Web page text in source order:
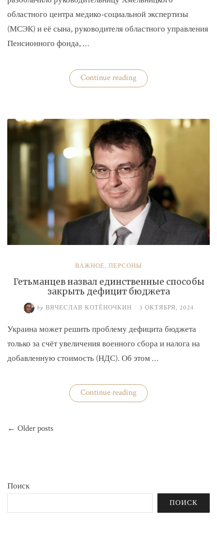
областного центра медико-социальной экспертизы
(МСЭК) и её сына, руководителя областного управления
Пенсионного фонда, …
Continue reading«В
Хмельницком
сын
зарабатывали
на
уклонистах»
ВАЖНОЕ, ПЕРСОНЫ
Гетьманцев назвал единственные способы
закрыть дефицит бюджета
by ВЯЧЕСЛАВ КОТЁНОЧКИН / 3 ОКТЯБРЯ, 2024
Украина может решить проблему дефицита бюджета
только за счёт увеличения военного сбора и налога на
добавленную стоимость (НДС). Об этом …
Continue reading«Гетьманцев
назвал
по
← Older posts
Поиск
ПОИСК